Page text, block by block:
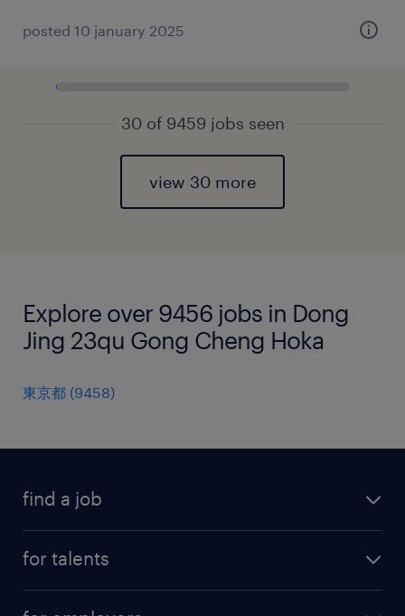
posted 10 january 2025
30 of 9459 jobs seen
view 30 more
Explore over 9456 jobs in Dong
Jing 23qu Gong Cheng Hoka
東京都 (9458)
find a job
for talents